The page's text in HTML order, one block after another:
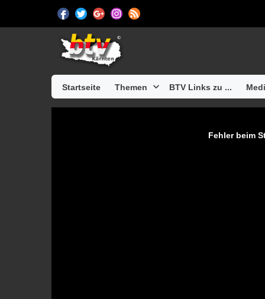
Startseite Themen BTV Links zu ...
Fehler beim